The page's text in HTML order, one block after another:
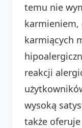
temu nie
karmieniem,
karmiących
reakcji
wysoką
także oferuje